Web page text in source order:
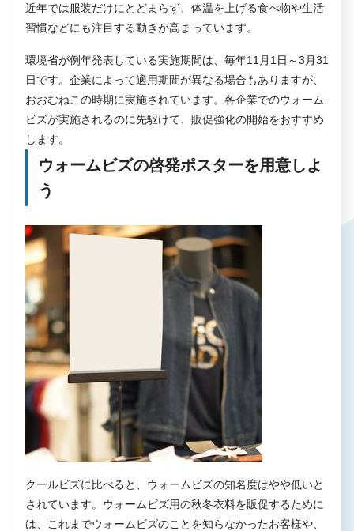
近年では服装だけにとどまらず、体温を上げる食べ物や生活
習慣などにも注目する動きが高まっています。
環境省が例年発表している実施期間は、毎年11月1日～3月31
日です。企業によって適用期間が異なる場合もありますが、
おおむねこの時期に実施されています。各企業でのウォーム
ビズが実施されるのに先駆けて、販促強化の開始をおすすめ
します。
ウォームビズの啓発ポスターを用意しよ
う
クールビズに比べると、ウォームビズの知名度はやや低いと
されています。ウォームビズ用の秋冬衣料を販促するために
は、これまでウォームビズのことを知らなかったお客様や、